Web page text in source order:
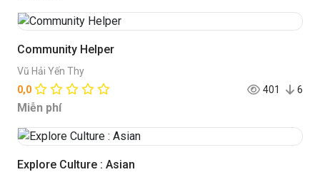
Community Helper
Vũ Hải Yến Thy
0,0
401 6
Miễn phí
Explore Culture : Asian